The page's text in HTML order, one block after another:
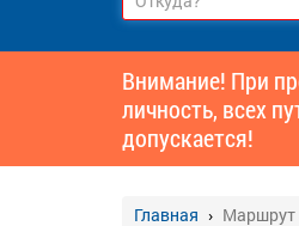
Внимание! При
личность, всех
допускается!
Главная Маршрут